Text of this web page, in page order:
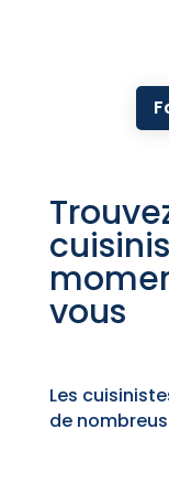
vous
Les
de